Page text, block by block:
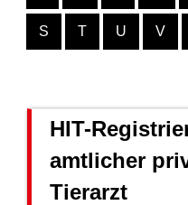
S T U V
HIT-
amtlicher
Tierarzt